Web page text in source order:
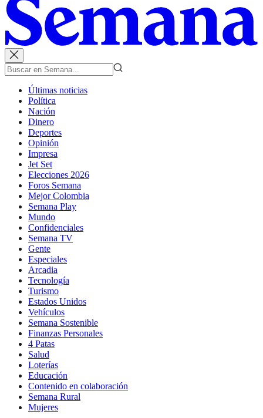
Últimas noticias
Política
Nación
Dinero
Deportes
Opinión
Impresa
Jet Set
Elecciones 2026
Foros Semana
Mejor Colombia
Semana Play
Mundo
Confidenciales
Semana TV
Gente
Especiales
Arcadia
Tecnología
Turismo
Estados Unidos
Vehículos
Semana Sostenible
Finanzas Personales
4 Patas
Salud
Loterías
Educación
Contenido en colaboración
Semana Rural
Mujeres